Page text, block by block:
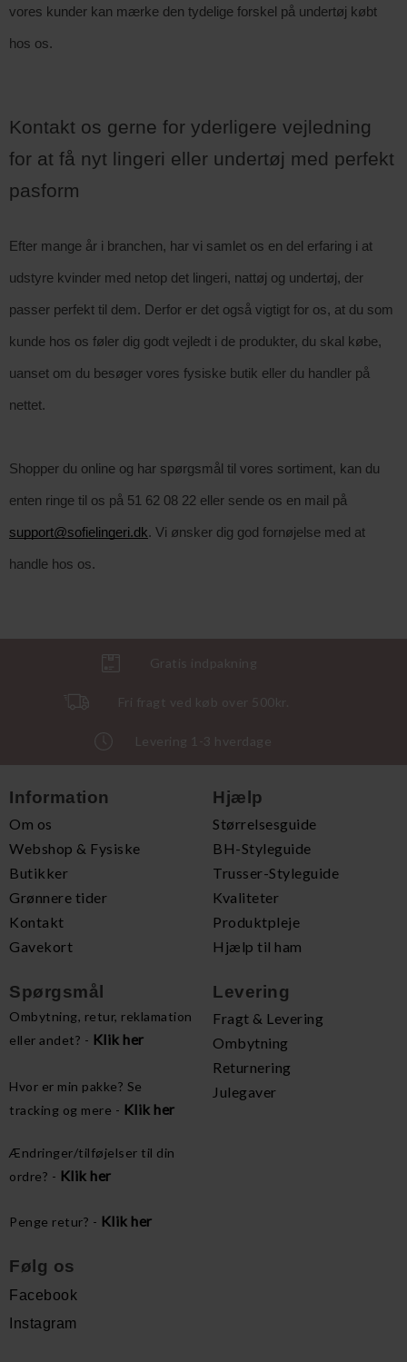
vores kunder kan mærke den tydelige forskel på undertøj købt
hos os.
Kontakt os gerne for yderligere vejledning
for at få nyt lingeri eller undertøj med perfekt
pasform
Efter mange år i branchen, har vi samlet os en del erfaring i at
udstyre kvinder med netop det lingeri, nattøj og undertøj, der
passer perfekt til dem. Derfor er det også vigtigt for os, at du som
kunde hos os føler dig godt vejledt i de produkter, du skal købe,
uanset om du besøger vores fysiske butik eller du handler på
nettet.
Shopper du online og har spørgsmål til vores sortiment, kan du
enten ringe til os på 51 62 08 22 eller sende os en mail på
support@sofielingeri.dk. Vi ønsker dig god fornøjelse med at
handle hos os.
Gratis indpakning
Fri fragt ved køb over 500kr.
Levering 1-3 hverdage
Information
Om os
Webshop & Fysiske
Butikker
Grønnere tider
Kontakt
Gavekort
Hjælp
Størrelsesguide
BH-Styleguide
Trusser-Styleguide
Kvaliteter
Produktpleje
Hjælp til ham
Spørgsmål
Ombytning, retur, reklamation
eller andet? - Klik her
Hvor er min pakke? Se
tracking og mere - Klik her
Ændringer/tilføjelser til din
ordre? - Klik her
Penge retur? - Klik her
Levering
Fragt & Levering
Ombytning
Returnering
Julegaver
Følg os
Facebook
Instagram